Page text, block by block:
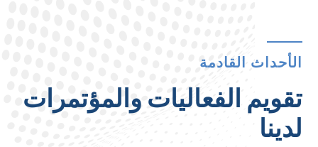
الأحداث القادمة
تقويم الفعاليات والمؤتمرات
لدينا